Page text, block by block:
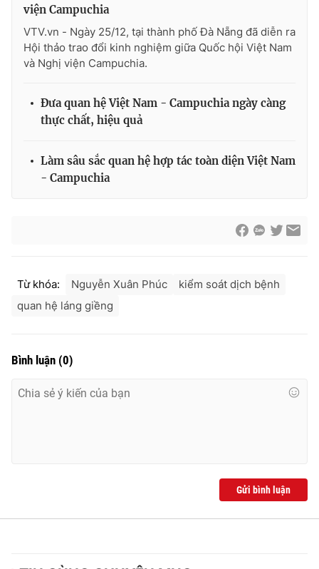
® Cấm sao chép dưới mọi hình thức nếu không có sự chấp
thông tin từ website này.
viện Campuchia
VTV.vn - Ngày 25/12, tại thành phố Đà Nẵng đã diễn ra
Hội thảo trao đổi kinh nghiệm giữa Quốc hội Việt Nam
và Nghị viện Campuchia.
Đưa quan hệ Việt Nam - Campuchia ngày càng
thực chất, hiệu quả
Làm sâu sắc quan hệ hợp tác toàn diện Việt Nam
- Campuchia
Từ khóa: Nguyễn Xuân Phúc
kiểm soát dịch bệnh
quan hệ láng giềng
Bình luận (0)
Gửi bình luận